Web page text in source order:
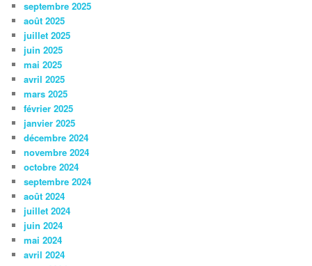
septembre 2025
août 2025
juillet 2025
juin 2025
mai 2025
avril 2025
mars 2025
février 2025
janvier 2025
décembre 2024
novembre 2024
octobre 2024
septembre 2024
août 2024
juillet 2024
juin 2024
mai 2024
avril 2024